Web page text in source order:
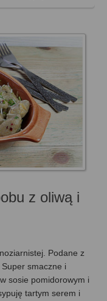
z oliwą i
Podane z
smaczne i
sosie pomidorowym i
tartym serem i